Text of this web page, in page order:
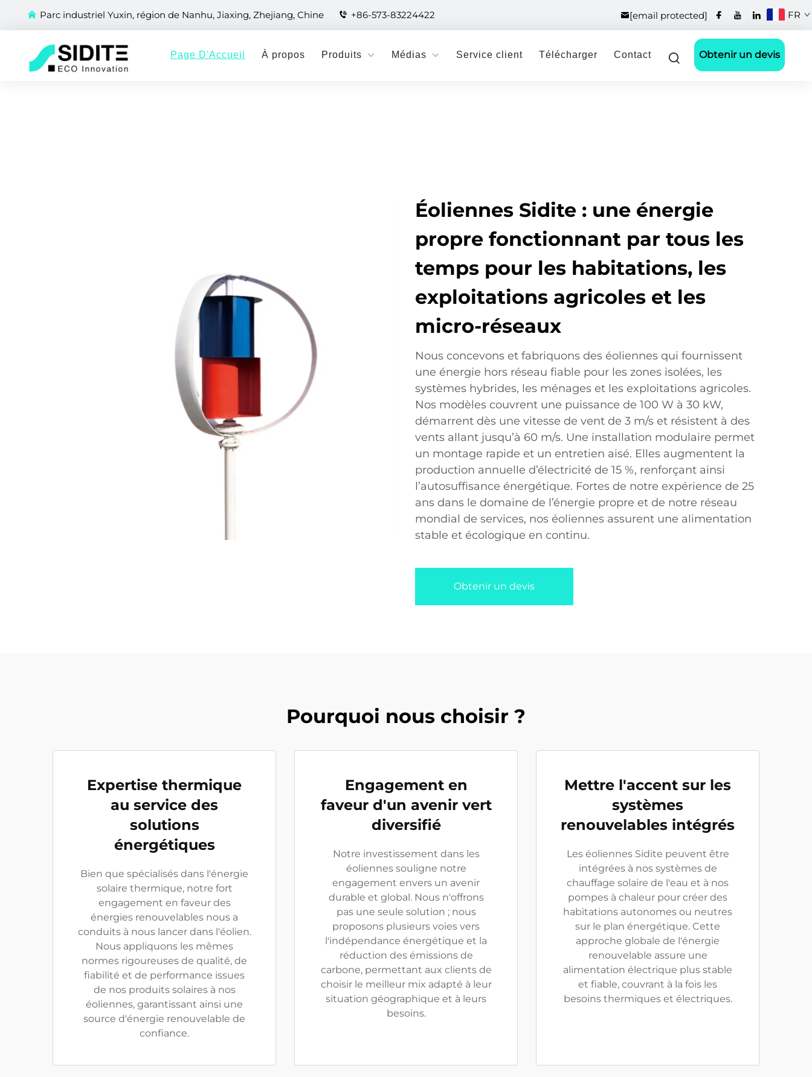
Parc industriel Yuxin, région de Nanhu, Jiaxing, Zhejiang, Chine +86-573-83224422 [email protected] FR
Page D'Accueil À propos Produits Médias Service client Télécharger Contact Obtenir un devis
Éoliennes Sidite : une énergie
propre fonctionnant par tous les
temps pour les habitations, les
exploitations agricoles et les
micro-réseaux
Nous concevons et fabriquons des éoliennes qui fournissent
une énergie hors réseau fiable pour les zones isolées, les
systèmes hybrides, les ménages et les exploitations agricoles.
Nos modèles couvrent une puissance de 100 W à 30 kW,
démarrent dès une vitesse de vent de 3 m/s et résistent à des
vents allant jusqu’à 60 m/s. Une installation modulaire permet
un montage rapide et un entretien aisé. Elles augmentent la
production annuelle d’électricité de 15 %, renforçant ainsi
l’autosuffisance énergétique. Fortes de notre expérience de 25
ans dans le domaine de l’énergie propre et de notre réseau
mondial de services, nos éoliennes assurent une alimentation
stable et écologique en continu.
Obtenir un devis
Pourquoi nous choisir ?
Expertise thermique
au service des
solutions
énergétiques
Bien que spécialisés dans l'énergie
solaire thermique, notre fort
engagement en faveur des
énergies renouvelables nous a
conduits à nous lancer dans l'éolien.
Nous appliquons les mêmes
normes rigoureuses de qualité, de
fiabilité et de performance issues
de nos produits solaires à nos
éoliennes, garantissant ainsi une
source d'énergie renouvelable de
confiance.
Engagement en
faveur d'un avenir vert
diversifié
Notre investissement dans les
éoliennes souligne notre
engagement envers un avenir
durable et global. Nous n'offrons
pas une seule solution ; nous
proposons plusieurs voies vers
l'indépendance énergétique et la
réduction des émissions de
carbone, permettant aux clients de
choisir le meilleur mix adapté à leur
situation géographique et à leurs
besoins.
Mettre l'accent sur les
systèmes
renouvelables intégrés
Les éoliennes Sidite peuvent être
intégrées à nos systèmes de
chauffage solaire de l'eau et à nos
pompes à chaleur pour créer des
habitations autonomes ou neutres
sur le plan énergétique. Cette
approche globale de l'énergie
renouvelable assure une
alimentation électrique plus stable
et fiable, couvrant à la fois les
besoins thermiques et électriques.